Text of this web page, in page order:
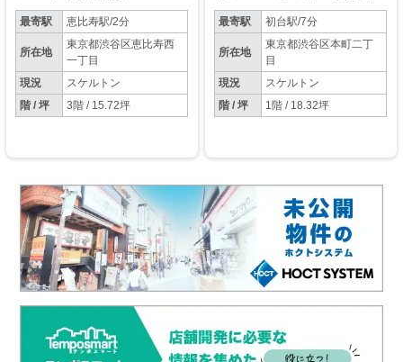
最寄駅 恵比寿駅/2分
所在地
東京都渋谷区恵比寿西
一丁目
現況
スケルトン
階 / 坪
3階 / 15.72坪
最寄駅 初台駅/7分
所在地
東京都渋谷区本町二丁
目
現況
スケルトン
階 / 坪
1階 / 18.32坪